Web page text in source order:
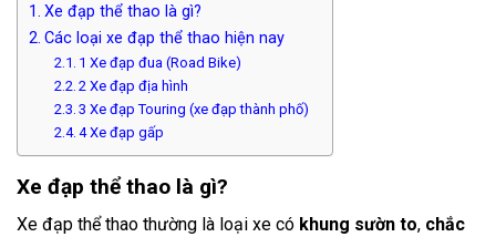
Xe đạp thể thao là gì?
Các loại xe đạp thể thao hiện nay
1 Xe đạp đua (Road Bike)
2 Xe đạp địa hình
3 Xe đạp Touring (xe đạp thành phố)
4 Xe đạp gấp
Xe đạp thể thao là gì?
Xe đạp thể thao thường là loại xe có khung sườn to, chắc